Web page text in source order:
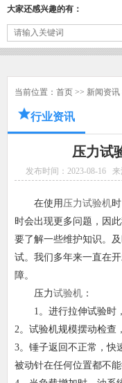
大家还感兴趣的有：
当前位置： 首页 >> 新闻资讯
行业资讯
压力试
发布时间：2023-08-16
在使用 压力试验机
时会出现更多问题，因
要了解一些维护知识。
试。我们多年来一直在
障。
压力试验机 ：
1。进行拉伸试验时
2。试验机规模摆动检查
3。锤子返回不正常，快
被动针在任何位置都不